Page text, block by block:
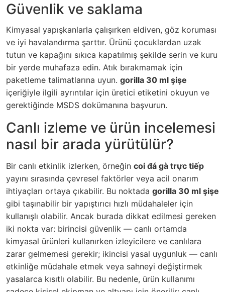
Güvenlik ve saklama
Kimyasal yapışkanlarla çalışırken eldiven, göz koruması
ve iyi havalandırma şarttır. Ürünü çocuklardan uzak
tutun ve kapağını sıkıca kapatılmış şekilde serin ve kuru
bir yerde muhafaza edin. Atık bırakmamak için
paketleme talimatlarına uyun. gorilla 30 ml şişe
içeriğiyle ilgili ayrıntılar için üretici etiketini okuyun ve
gerektiğinde MSDS dokümanına başvurun.
Canlı izleme ve ürün incelemesi
nasıl bir arada yürütülür?
Bir canlı etkinlik izlerken, örneğin coi đá gà trực tiếp
yayını sırasında çevresel faktörler veya acil onarım
ihtiyaçları ortaya çıkabilir. Bu noktada gorilla 30 ml şişe
gibi taşınabilir bir yapıştırıcı hızlı müdahaleler için
kullanışlı olabilir. Ancak burada dikkat edilmesi gereken
iki nokta var: birincisi güvenlik — canlı ortamda
kimyasal ürünleri kullanırken izleyicilere ve canlılara
zarar gelmemesi gerekir; ikincisi yasal uygunluk — canlı
etkinliğe müdahale etmek veya sahneyi değiştirmek
yasalarca kısıtlı olabilir. Bu nedenle, ürün kullanımı